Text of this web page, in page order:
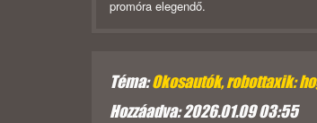
promóra elegendő.
Téma:Okosautók, robottaxik:
Hozzáadva: 2026.01.09 03:55